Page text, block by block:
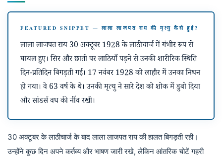
FEATURED SNIPPET — लाला लाजपत राय की मृत्यु कैसे हुई?
लाला लाजपत राय 30 अक्टूबर 1928 के लाठीचार्ज में गंभीर रूप से
घायल हुए। सिर और छाती पर लाठियाँ पड़ने से उनकी शारीरिक स्थिति
दिन-प्रतिदिन बिगड़ती गई। 17 नवंबर 1928 को लाहौर में उनका निधन
हो गया। वे 63 वर्ष के थे। उनकी मृत्यु ने सारे देश को शोक में डुबो दिया
और सांडर्स वध की नींव रखी।
30 अक्टूबर के लाठीचार्ज के बाद लाला लाजपत राय की हालत बिगड़ती रही।
उन्होंने कुछ दिन अपने कर्तव्य और भाषण जारी रखे, लेकिन आंतरिक चोटें गहरी